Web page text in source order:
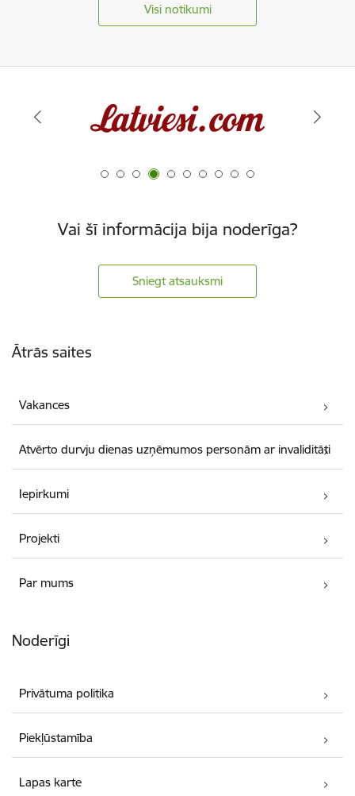
Visi notikumi
Vai šī informācija bija noderīga?
Sniegt atsauksmi
Ātrās saites
Vakances
Atvērto durvju dienas uzņēmumos personām ar invaliditāti
Iepirkumi
Projekti
Par mums
Noderīgi
Privātuma politika
Piekļūstamība
Lapas karte